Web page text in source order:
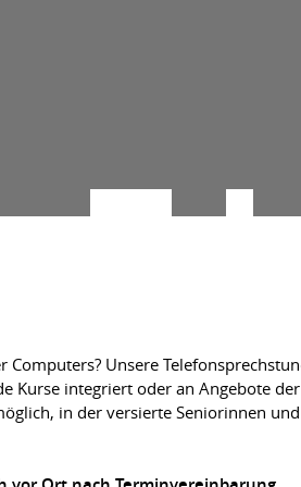
Computers? Unsere
Kurse integriert oder an Angebote
in der versierte Seniorinnen